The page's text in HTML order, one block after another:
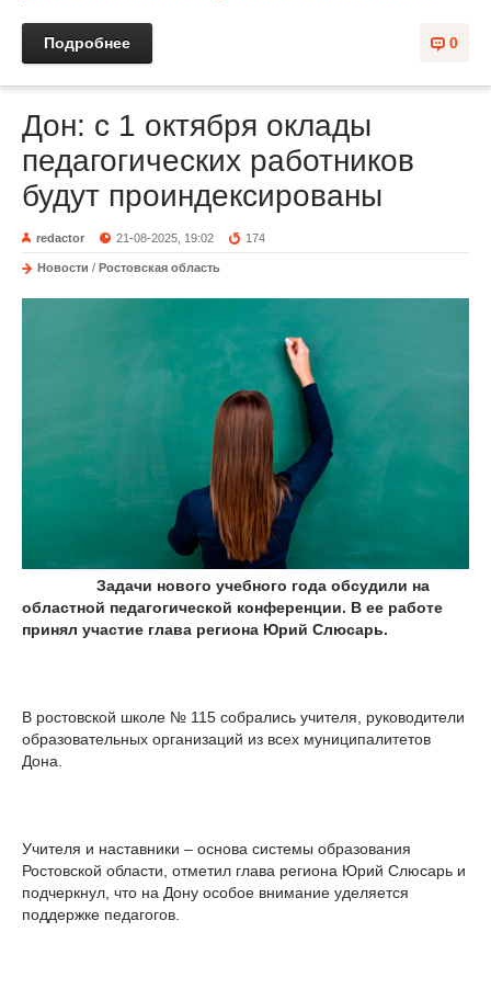
0
Подробнее
Дон: с 1 октября оклады
педагогических работников
будут проиндексированы
redactor 21-08-2025, 19:02 174
Новости / Ростовская область
Задачи нового учебного года обсудили на
областной педагогической конференции. В ее работе
принял участие глава региона Юрий Слюсарь.
В ростовской школе № 115 собрались учителя, руководители
образовательных организаций из всех муниципалитетов
Дона.
Учителя и наставники – основа системы образования
Ростовской области, отметил глава региона Юрий Слюсарь и
подчеркнул, что на Дону особое внимание уделяется
поддержке педагогов.